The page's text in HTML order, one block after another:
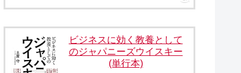
ビジネスに効く教養として
のジャパニーズウイスキー
(単行本)